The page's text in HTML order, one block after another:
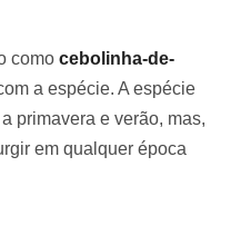
como cebolinha-de-
a espécie. A espécie
primavera e verão, mas,
em qualquer época